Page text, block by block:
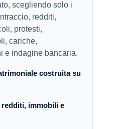
scegliendo solo i
redditi,
protesti,
cariche,
e indagine bancaria.
costruita su
immobili e